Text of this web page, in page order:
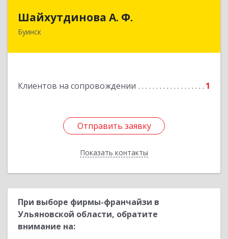
Шайхутдинова А. Ф.
Буинск
Клиентов на сопровождении 1
Отправить заявку
Показать контакты
Отправить заявку
Назад
При выборе фирмы-франчайзи в
Ульяновской области, обратите
внимание на: